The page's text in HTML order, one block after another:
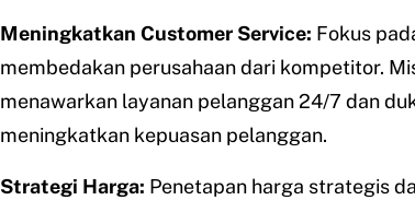
Meningkatkan Customer Service: Fokus
membedakan perusahaan dari kompetitor.
menawarkan layanan pelanggan 24/7 dan
meningkatkan kepuasan pelanggan.
Strategi Harga: Penetapan harga strategis